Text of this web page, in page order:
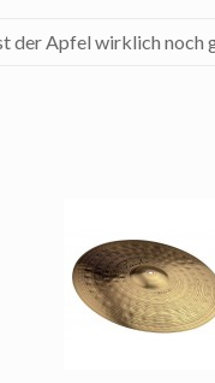
der Apfel wirklich noch